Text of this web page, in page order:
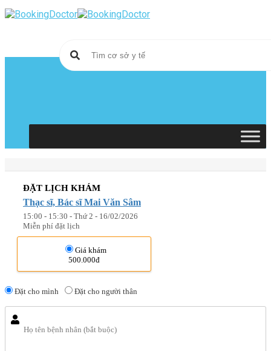
Skip
to
ĐẶT LỊCH KHÁM
Thạc sĩ, Bác sĩ Mai Văn Sâm
15:00 - 15:30 - Thứ 2 - 16/02/2026
Miễn phí đặt lịch
Giá khám
500.000đ
Đặt cho mình Đặt cho người thân